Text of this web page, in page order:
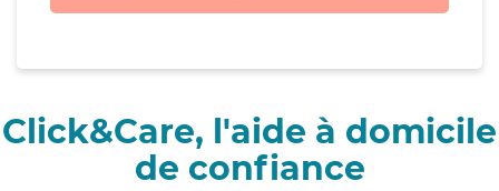
Click&Care, l'aide à domicile
de confiance